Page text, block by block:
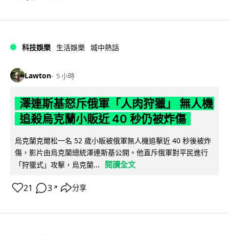
科技娛樂 生活娛樂 城中熱話
Lawton 5 小時
澤連斯基怒斥俄軍「人肉狩獵」 無人機
追殺烏克蘭小販近 40 秒仍被炸傷
烏克蘭克爾松一名 52 歲小販被俄軍無人機追擊近 40 秒後被炸
傷，影片由烏克蘭總統澤連斯基公開。他直斥俄軍對平民進行
「狩獵式」攻擊，烏克蘭...
閱讀全文
21 3 ↗ 分享